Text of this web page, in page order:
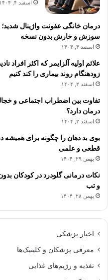
اسفند ۴, ۱۴۰۴
سوزش و خارش بدون نسخه
اسفند ۴, ۱۴۰۴
علائم اولیه آلزایمر که اکثر افراد
زودهنگام روند بیماری را کند کنیم
اسفند ۳, ۱۴۰۴
تفاوت بین اضطراب اجتماعی و
درمان دارد؟
اسفند ۲, ۱۴۰۴
قطعی و علمی
بهمن ۲۹, ۱۴۰۴
نکات درمانی گلودرد در کودکان
و تب
بهمن ۲۸, ۱۴۰۴
اخبار پزشکی
معرفی پزشکان و کلینیک‌ها
تغذیه و رژیم‌های غذایی